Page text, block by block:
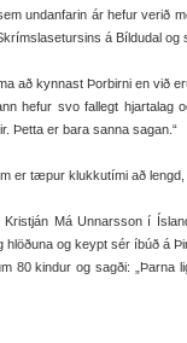
undanfarin ár hefur verið
á Bíldudal
að kynnast Þorbirni en við
hefur svo fallegt hjartalag
Þetta er bara sanna sagan.“
er tæpur klukkutími að
Kristján Má Unnarsson í
hlöðuna og keypt sér íbúð á
80 kindur og sagði: „Þarna